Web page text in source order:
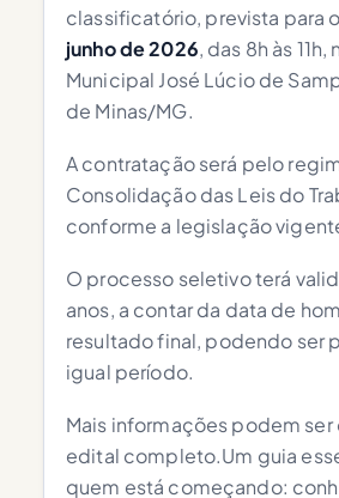
classificatório, prevista para
junho de 2026, das 8h às 11h,
Municipal José Lúcio de
de Minas/MG.
A contratação será pelo
Consolidação das Leis do
conforme a legislação
O processo seletivo terá
anos, a contar da data de
resultado final, podendo ser
igual período.
Mais informações podem
edital completo.Um guia
quem está começando: